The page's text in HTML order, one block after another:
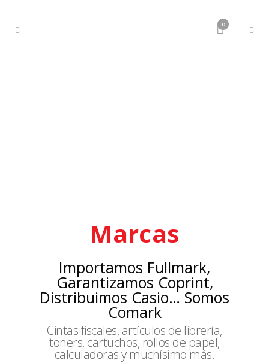
0
Marcas
Importamos Fullmark,
Garantizamos Coprint,
Distribuimos Casio… Somos
Comark
Cintas fiscales, artículos de librería,
toners, cartuchos, rollos de papel,
calculadoras y muchísimo más.